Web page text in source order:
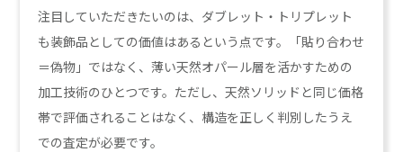
注目していただきたいのは、ダブレット・トリプレット
も装飾品としての価値はあるという点です。「貼り合わせ
＝偽物」ではなく、薄い天然オパール層を活かすための
加工技術のひとつです。ただし、天然ソリッドと同じ価格
帯で評価されることはなく、構造を正しく判別したうえ
での査定が必要です。